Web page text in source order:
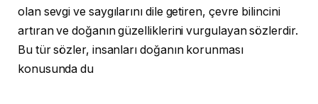
olan sevgi ve saygılarını dile getiren, çevre bilincini
artıran ve doğanın güzelliklerini vurgulayan sözlerdir.
Bu tür sözler, insanları doğanın korunması
konusunda du